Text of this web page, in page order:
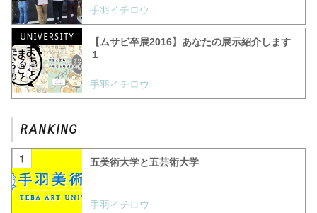
手羽イチロウ
【ムサビ卒展2016】あなたの展示紹介します
１
手羽イチロウ
五美術大学と五芸術大学
手羽イチロウ